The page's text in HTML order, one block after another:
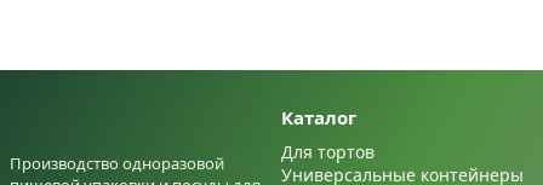
Производство одноразовой
Каталог
Для тортов
Универсальные контейнеры